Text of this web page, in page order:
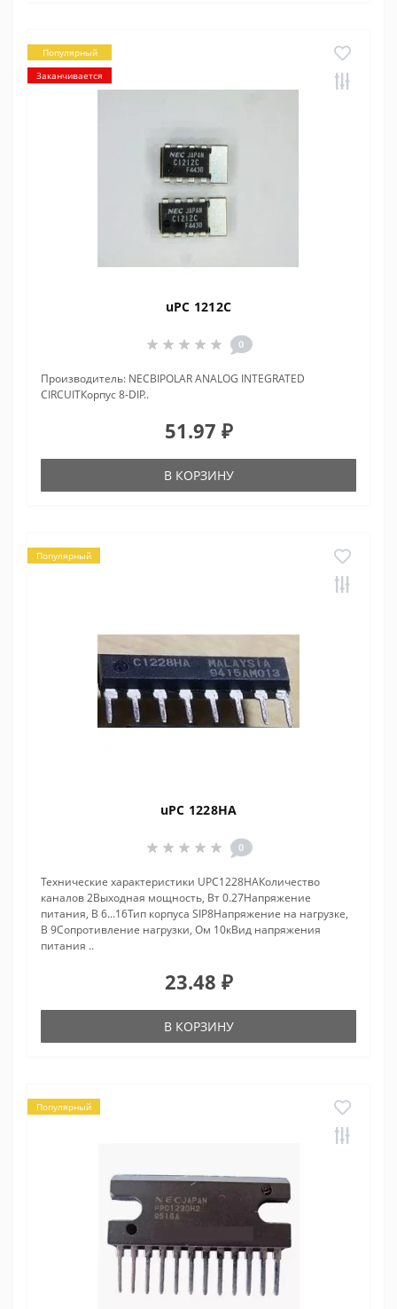
Популярный
Заканчивается
uPC 1212C
0
Производитель: NECBIPOLAR ANALOG INTEGRATED
CIRCUITКорпус 8-DIP..
51.97 ₽
В КОРЗИНУ
Популярный
uPC 1228HA
0
Технические характеристики UPC1228HAКоличество
каналов 2Выходная мощность, Вт 0.27Напряжение
питания, В 6...16Тип корпуса SIP8Напряжение на нагрузке,
В 9Сопротивление нагрузки, Ом 10кВид напряжения
питания ..
23.48 ₽
В КОРЗИНУ
Популярный